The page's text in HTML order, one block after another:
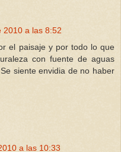
2010 a las 8:52
el paisaje y por todo lo que
con fuente de aguas
siente envidia de no haber
a las 10:33